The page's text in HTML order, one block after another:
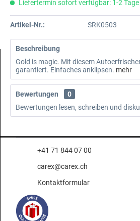
Liefertermin sofort verfügbar: 1-2 Tage
Artikel-Nr.: SRK0503
Beschreibung
Gold is magic. Mit diesem
garantiert. Einfaches anklipsen. mehr
Bewertungen
0
Bewertungen lesen, schreiben und
+41 71 844 07 00
carex@carex.ch
Kontaktformular